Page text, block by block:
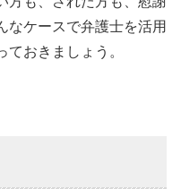
なケースで弁護士を活用
ておきましょう。